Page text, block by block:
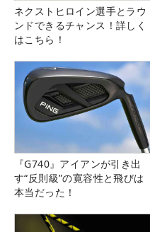
ネクストヒロイン選手とラウ
ンドできるチャンス！詳しく
はこちら！
『G740』アイアンが引き出
す“反則級”の寛容性と飛びは
本当だった！